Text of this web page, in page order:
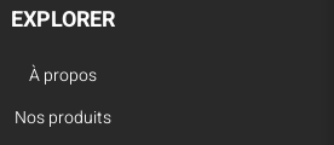
EXPLORER
À propos
Nos produits